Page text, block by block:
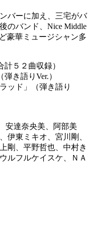
バーに加え、三宅がバ
のバンド、Nice Middle
豪華ミュージシャン多
５２曲収録）
き語りVer.）
ッド」（弾き語り
安達奈央美、阿部美
伊東ミキオ、宮川剛、
剛、平野哲也、中村き
ルフルケイスケ、ＮＡ